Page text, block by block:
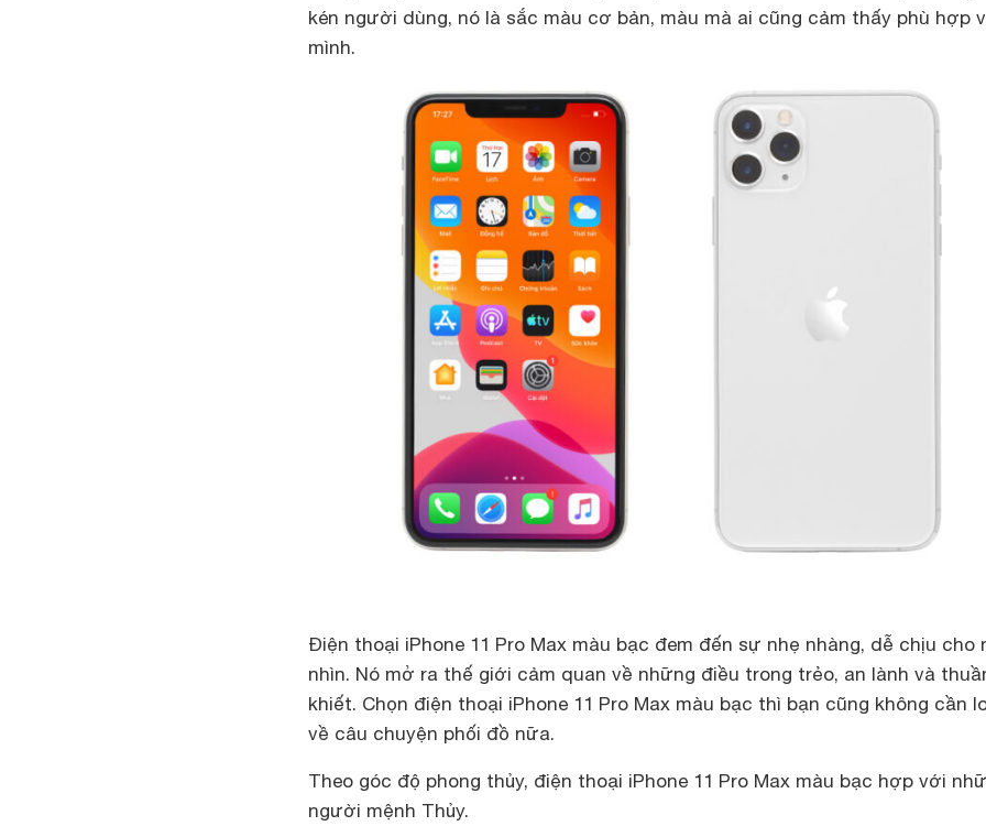
kén người dùng, nó là sắc màu cơ bản, màu mà ai cũng cảm thấy phù hợp
mình.
Điện thoại iPhone 11 Pro Max màu bạc đem đến sự nhẹ nhàng, dễ chịu cho
nhìn. Nó mở ra thế giới cảm quan về những điều trong trẻo, an lành và
khiết. Chọn điện thoại iPhone 11 Pro Max màu bạc thì bạn cũng không cần
về câu chuyện phối đồ nữa.
Theo góc độ phong thủy, điện thoại iPhone 11 Pro Max màu bạc hợp với
người mệnh Thủy.